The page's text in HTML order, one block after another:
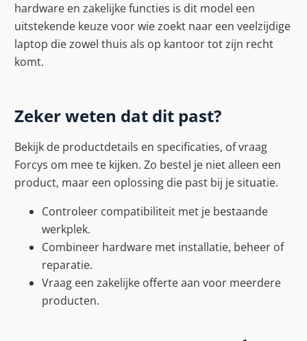
hardware en zakelijke functies is dit model een
uitstekende keuze voor wie zoekt naar een veelzijdige
laptop die zowel thuis als op kantoor tot zijn recht
komt.
Zeker weten dat dit past?
Bekijk de productdetails en specificaties, of vraag
Forcys om mee te kijken. Zo bestel je niet alleen een
product, maar een oplossing die past bij je situatie.
Controleer compatibiliteit met je bestaande
werkplek.
Combineer hardware met installatie, beheer of
reparatie.
Vraag een zakelijke offerte aan voor meerdere
producten.